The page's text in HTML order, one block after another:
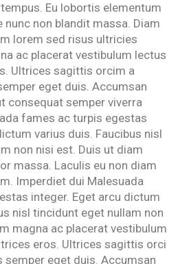
Eu lobortis elementum
non blandit massa. Diam
lorem sed risus ultricies
ac placerat vestibulum lectus
Ultrices sagittis orcim a
eget duis. Accumsan
consequat semper viverra
fames ac turpis egestas
varius duis. Faucibus nisl
non nisi est. Duis ut diam
massa. Laculis eu non diam
Imperdiet dui Malesuada
integer. Eget arcu dictum
nisl tincidunt eget nullam non
magna ac placerat vestibulum
eros. Ultrices sagittis orci
semper eget duis. Accumsan